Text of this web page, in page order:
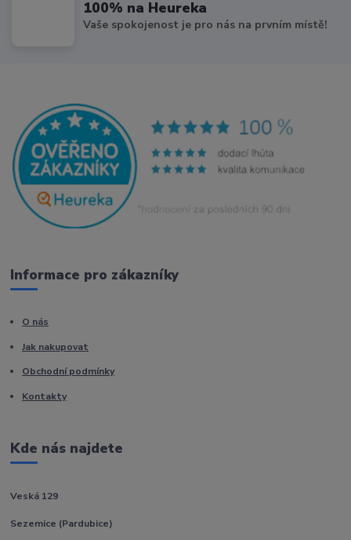
100% na Heureka
Vaše spokojenost je pro nás na prvním místě!
Informace pro zákazníky
O nás
Jak nakupovat
Obchodní podmínky
Kontakty
Kde nás najdete
Veská 129
Sezemice (Pardubice)